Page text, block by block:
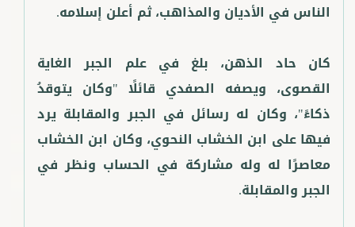
كان حاد الذهن، بلغ في علم الجبر الغاية
القصوى، ويصفه الصفدي قائلًا "وكان يتوقدُ
ذكاءً"، وكان له رسائل في الجبر والمقابلة يرد
فيها على ابن الخشاب النحوي، وكان ابن الخشاب
معاصرًا له وله مشاركة في الحساب ونظر في